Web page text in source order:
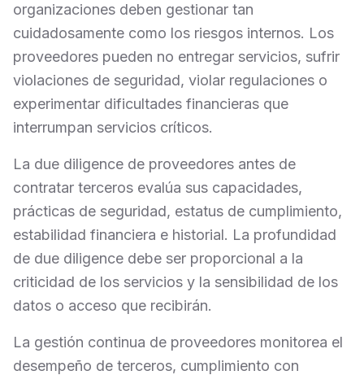
organizaciones deben gestionar tan
cuidadosamente como los riesgos internos. Los
proveedores pueden no entregar servicios, sufrir
violaciones de seguridad, violar regulaciones o
experimentar dificultades financieras que
interrumpan servicios críticos.
La due diligence de proveedores antes de
contratar terceros evalúa sus capacidades,
prácticas de seguridad, estatus de cumplimiento,
estabilidad financiera e historial. La profundidad
de due diligence debe ser proporcional a la
criticidad de los servicios y la sensibilidad de los
datos o acceso que recibirán.
La gestión continua de proveedores monitorea el
desempeño de terceros, cumplimiento con